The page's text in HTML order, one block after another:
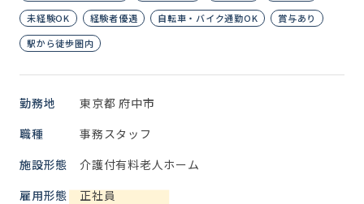
未経験OK
経験者優遇 自転車・バイク通勤OK
賞与あり
駅から徒歩圏内
勤務地
東京都 府中市
職種
事務スタッフ
施設形態
介護付有料老人ホーム
雇用形態
正社員